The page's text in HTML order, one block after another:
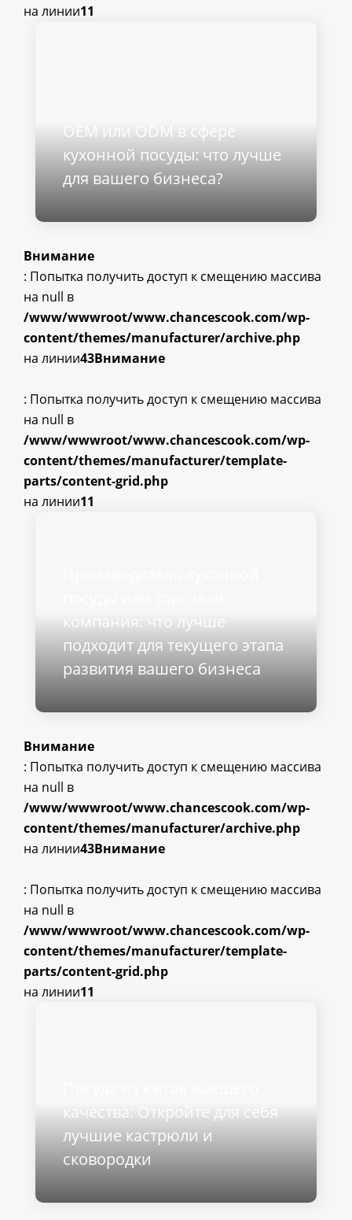
на линии11
OEM или ODM в сфере
кухонной посуды: что лучше
для вашего бизнеса?
Внимание
: Попытка получить доступ к смещению массива
на null в
/www/wwwroot/www.chancescook.com/wp-
content/themes/manufacturer/archive.php
на линии43Внимание
: Попытка получить доступ к смещению массива
на null в
/www/wwwroot/www.chancescook.com/wp-
content/themes/manufacturer/template-
parts/content-grid.php
на линии11
компания: что лучше
подходит для текущего этапа
развития вашего бизнеса
Внимание
: Попытка получить доступ к смещению массива
на null в
/www/wwwroot/www.chancescook.com/wp-
content/themes/manufacturer/archive.php
на линии43Внимание
: Попытка получить доступ к смещению массива
на null в
/www/wwwroot/www.chancescook.com/wp-
content/themes/manufacturer/template-
parts/content-grid.php
на линии11
качества: Откройте для себя
лучшие кастрюли и
сковородки